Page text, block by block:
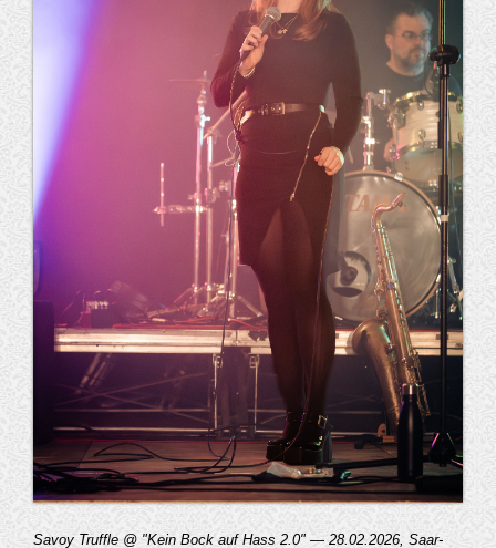
Savoy Truffle @ "Kein Bock auf Hass 2.0" — 28.02.2026, Saar-